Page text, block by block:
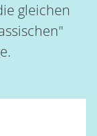
gleichen